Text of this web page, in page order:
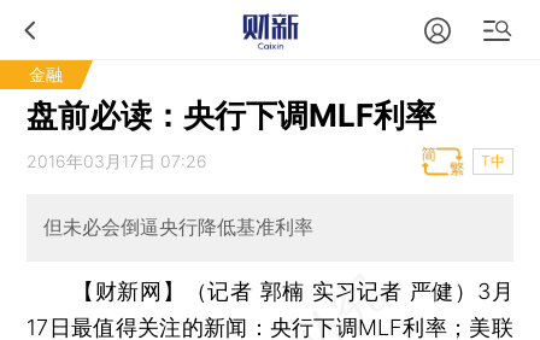
金融
盘前必读：央行下调MLF利率
2016年03月17日 07:26 T中
但未必会倒逼央行降低基准利率
【财新网】（记者 郭楠 实习记者 严健） 3月
17日最值得关注的新闻：央行下调MLF利率；美联